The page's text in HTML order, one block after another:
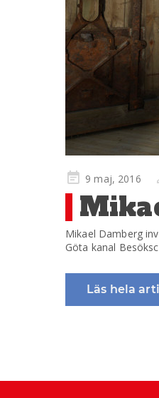
Publicerad
på
9 maj, 2016
Mikael Damberg
Göta kanal
Läs hela